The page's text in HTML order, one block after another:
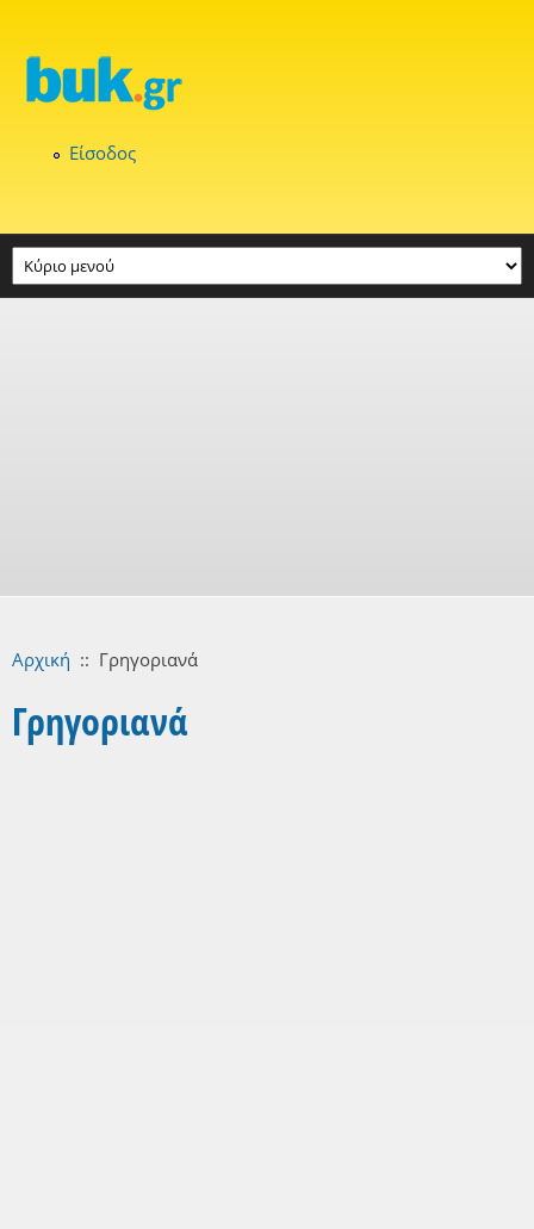
Είσοδος
Αρχική :: Γρηγοριανά
Γρηγοριανά